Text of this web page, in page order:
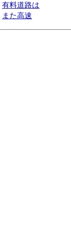
有料道路は
また高速